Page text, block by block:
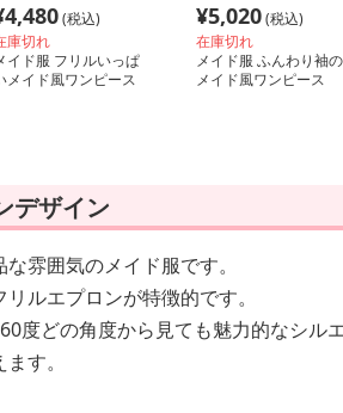
4,480(税込)
庫切れ
イド服 フリルいっぱ
メイド風ワンピース
¥5,020(税込)
在庫切れ
メイド服 ふんわり袖の
メイド風ワンピース
デザイン
雰囲気のメイド服です。
ルエプロンが特徴的です。
度どの角度から見ても魅力的なシル
す。